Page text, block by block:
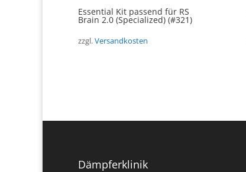
Essential Kit passend für RS
Brain 2.0 (Specialized) (#321)
zzgl.Versandkosten
Dämpferklinik